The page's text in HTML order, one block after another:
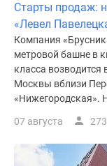
Старты продаж:
«Левел
Компания
метровой башне в
класса
Москвы вблизи
«Нижегородская».
07 августа